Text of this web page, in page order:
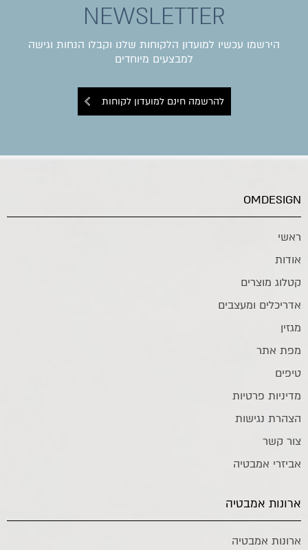
NEWSLETTER
הירשמו עכשיו למועדון הלקוחות שלנו וקבלו הנחות וגישה
למבצעים מיוחדים
להרשמה חינם למועדון לקוחות
OMDESIGN
ראשי
אודות
קטלוג מוצרים
אדריכלים ומעצבים
מגזין
מפת אתר
טיפים
מדיניות פרטיות
הצהרת נגישות
צור קשר
אביזרי אמבטיה
ארונות אמבטיה
ארונות אמבטיה